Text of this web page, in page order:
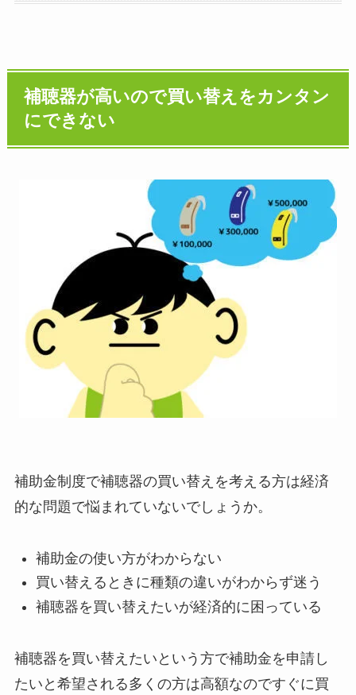
補聴器が高いので買い替えをカンタン
にできない
補助金制度で補聴器の買い替えを考える方は経済
的な問題で悩まれていないでしょうか。
補助金の使い方がわからない
買い替えるときに種類の違いがわからず迷う
補聴器を買い替えたいが経済的に困っている
補聴器を買い替えたいという方で補助金を申請し
たいと希望される多くの方は高額なのですぐに買